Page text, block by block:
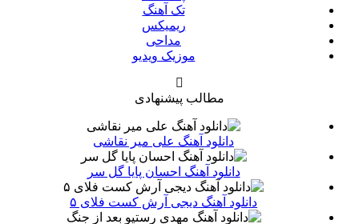
تک آهنگ
ریمیکس
مداحی
موزیک ویدیو
مطالب پیشنهادی
دانلود آهنگ علی میر نقاشی
دانلود آهنگ احسان پایا گل سر
دانلود آهنگ دیجی آرش کست فلای ۵